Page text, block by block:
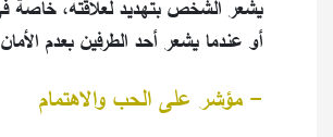
يشعر الشخص بتهديد لعلاقته، خاصةً
أو عندما يشعر أحد الطرفين بعدم
- مؤشر على الحب والاهتمام